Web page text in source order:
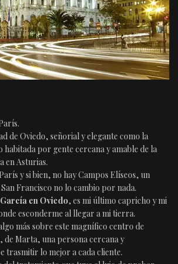
de Oviedo, señorial y elegante como la
por gente cercana y amable de la
en Asturias.
y si bien, no hay Campos Elíseos, un
Francisco no lo cambio por nada.
en Oviedo, es mi último capricho y mi
esconderme al llegar a mi tierra.
más sobre este magnífico centro de
de Marta, una persona cercana y
trasmitir lo mejor a cada cliente.